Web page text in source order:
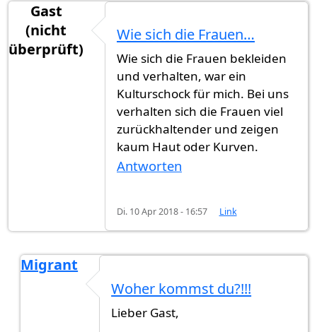
Gast
(nicht
überprüft)
Wie sich die Frauen…
Wie sich die Frauen bekleiden
und verhalten, war ein
Kulturschock für mich. Bei uns
verhalten sich die Frauen viel
zurückhaltender und zeigen
kaum Haut oder Kurven.
Antworten
Di. 10 Apr 2018 - 16:57 Link
Migrant
Wie sich die Frauen…von
Woher kommst du?!!!
Lieber Gast,